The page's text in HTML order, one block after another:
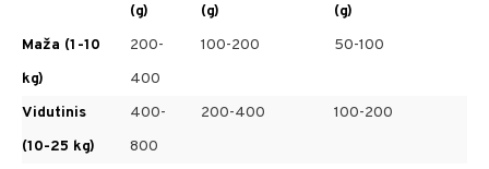
(g)
(g)
(g)
Maža (1-10
kg)
200-
400
100-200 50-100
Vidutinis
(10-25 kg)
400-
800
200-400 100-200